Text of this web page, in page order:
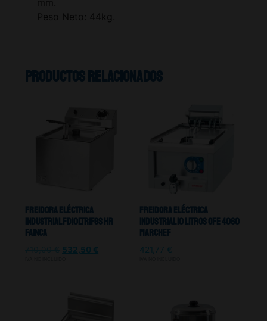
Peso Neto: 44kg.
Productos relacionados
Freidora Eléctrica
Industrial FD10LTRIF9S Hr
Fainca
532,50 €
Freidora Eléctrica
Industrial 10 Litros OFE 4060
Marchef
421,77 €